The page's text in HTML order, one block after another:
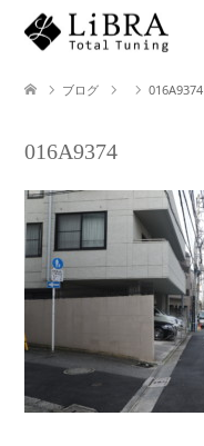
ブログ 016A9374
016A9374